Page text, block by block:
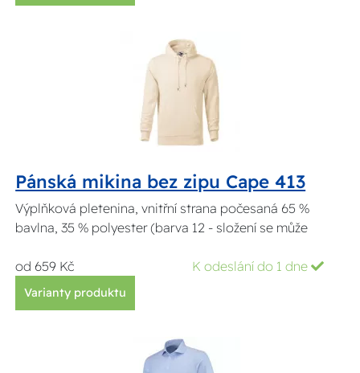
Pánská mikina bez zipu Cape 413
Výplňková pletenina, vnitřní strana počesaná 65 %
bavlna, 35 % polyester (barva 12 - složení se může
od 659 Kč K odeslání do 1 dne
Varianty produktu